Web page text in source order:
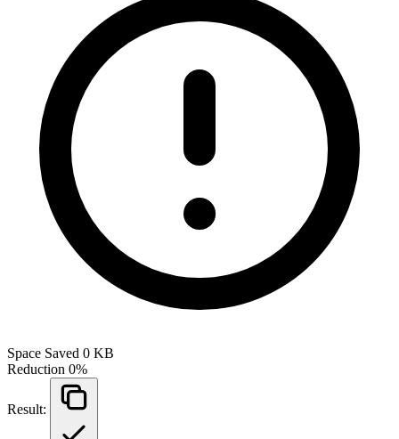
Space Saved 0 KB
Reduction 0%
Result: